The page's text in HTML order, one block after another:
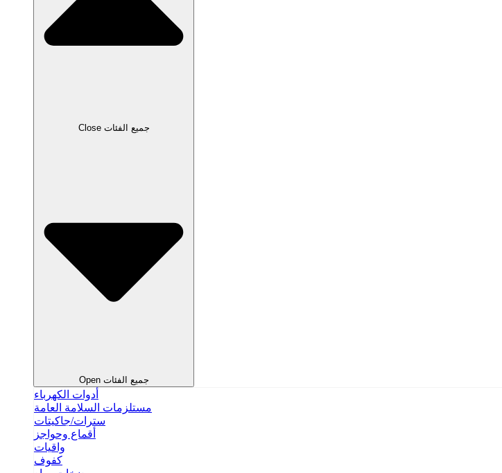
Close جميع الفئات
Open جميع الفئات
أدوات الكهرباء
مستلزمات السلامة العامة
سترات/جاكيتات
أقماع وحواجز
واقيات
كفوف